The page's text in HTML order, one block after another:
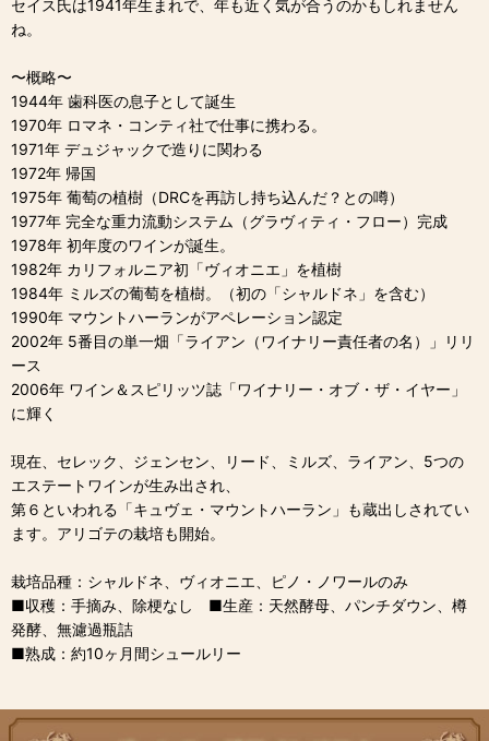
セイス氏は1941年生まれで、年も近く気が合うのかもしれません
ね。
〜概略〜
1944年 歯科医の息子として誕生
1970年 ロマネ・コンティ社で仕事に携わる。
1971年 デュジャックで造りに関わる
1972年 帰国
1975年 葡萄の植樹（DRCを再訪し持ち込んだ？との噂）
1977年 完全な重力流動システム（グラヴィティ・フロー）完成
1978年 初年度のワインが誕生。
1982年 カリフォルニア初「ヴィオニエ」を植樹
1984年 ミルズの葡萄を植樹。（初の「シャルドネ」を含む）
1990年 マウントハーランがアペレーション認定
2002年 5番目の単一畑「ライアン（ワイナリー責任者の名）」リリ
ース
2006年 ワイン＆スピリッツ誌「ワイナリー・オブ・ザ・イヤー」
に輝く
現在、セレック、ジェンセン、リード、ミルズ、ライアン、5つの
エステートワインが生み出され、
第６といわれる「キュヴェ・マウントハーラン」も蔵出しされてい
ます。アリゴテの栽培も開始。
栽培品種：シャルドネ、ヴィオニエ、ピノ・ノワールのみ
■収穫：手摘み、除梗なし ■生産：天然酵母、パンチダウン、樽
発酵、無濾過瓶詰
■熟成：約10ヶ月間シュールリー